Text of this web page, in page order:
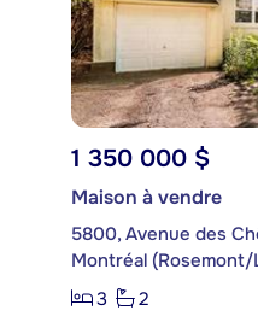
1 350 000 $
Maison à vendre
5800, Avenue des
Montréal
3
2